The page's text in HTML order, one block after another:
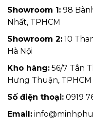
Showroom 1: 98
Nhất, TPHCM
Showroom 2: 10
Hà Nội
Kho hàng: 56/7 Tân
Hưng Thuận, TPHCM
Số điện thoại: 0919
Email: